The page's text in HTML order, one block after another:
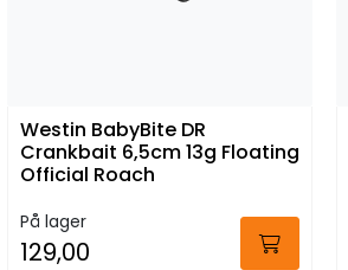
Westin BabyBite DR
Crankbait 6,5cm 13g Floating
Official Roach
På lager
129,00